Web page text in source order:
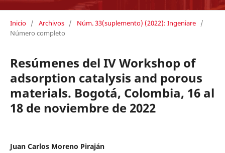
Inicio / Archivos / Núm. 33(suplemento) (2022): Ingeniare /
Número completo
Resúmenes del IV Workshop of
adsorption catalysis and porous
materials. Bogotá, Colombia, 16 al
18 de noviembre de 2022
Juan Carlos Moreno Piraján